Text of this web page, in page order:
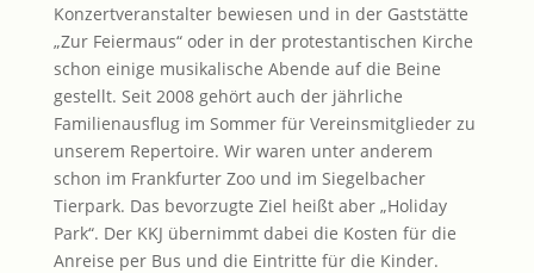
Konzertveranstalter bewiesen und in der Gaststätte
„Zur Feiermaus“ oder in der protestantischen Kirche
schon einige musikalische Abende auf die Beine
gestellt. Seit 2008 gehört auch der jährliche
Familienausflug im Sommer für Vereinsmitglieder zu
unserem Repertoire. Wir waren unter anderem
schon im Frankfurter Zoo und im Siegelbacher
Tierpark. Das bevorzugte Ziel heißt aber „Holiday
Park“. Der KKJ übernimmt dabei die Kosten für die
Anreise per Bus und die Eintritte für die Kinder.